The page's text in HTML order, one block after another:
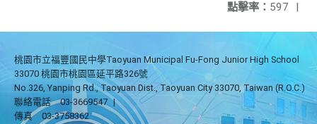
點擊率： 597 |
桃園市立福豐國民中學Taoyuan Municipal Fu-Fong Junior High School
33070 桃園市桃園區延平路326號
No.326, Yanping Rd., Taoyuan Dist., Taoyuan City 33070, Taiwan (R.O.C.)
聯絡電話
03-3669547 |
傳真
03-3758362